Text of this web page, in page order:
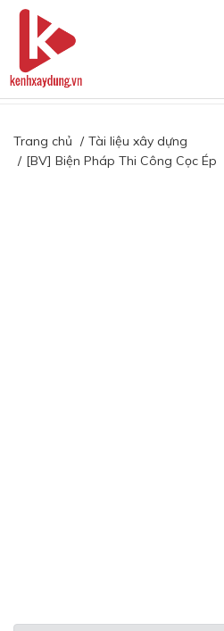
Trang chủ
Tài liệu xây dựng
[BV] Biện Pháp Thi Công Cọc Ép